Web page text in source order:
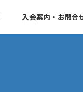
入会案内・お問合